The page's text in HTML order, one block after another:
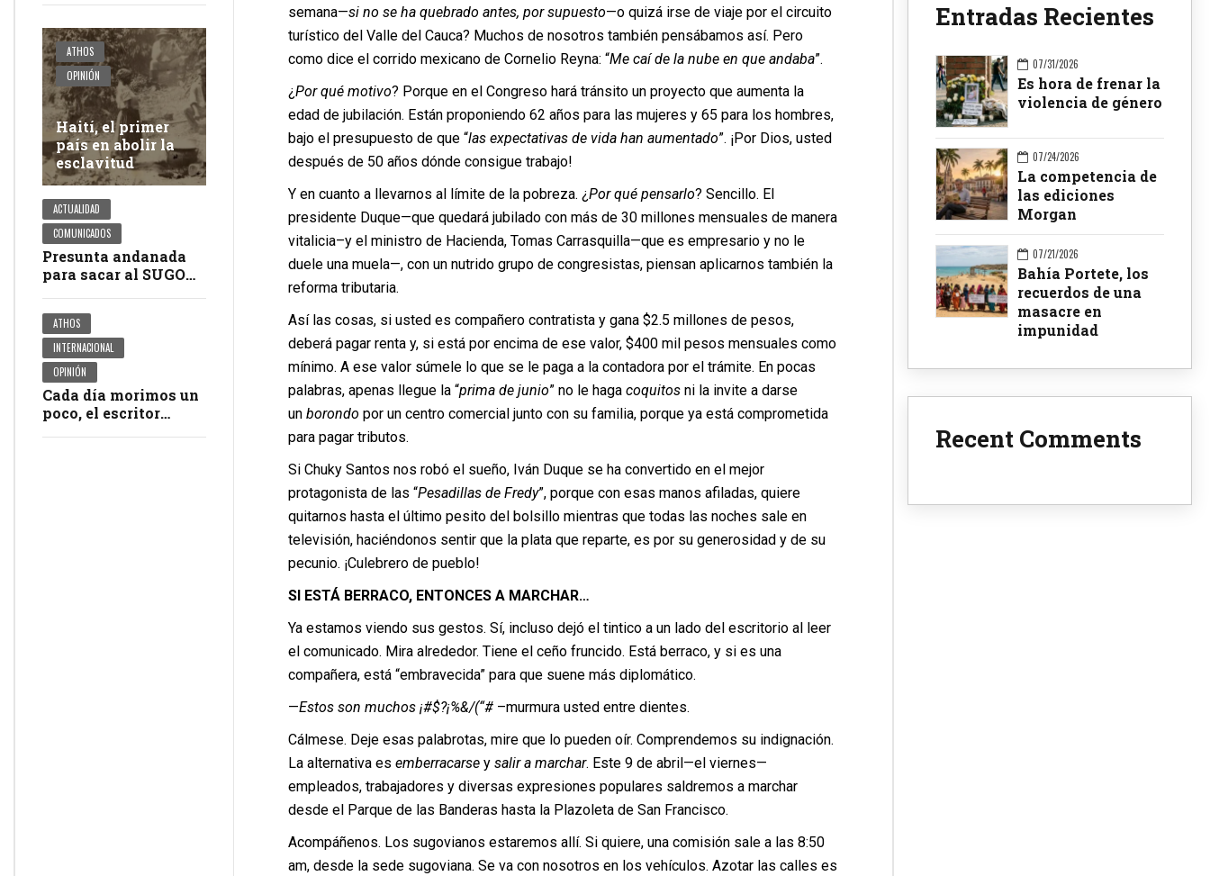
ATHOS
OPINIÓN
Haití, el primer
país en abolir la
esclavitud
ACTUALIDAD
COMUNICADOS
Presunta andanada
para sacar al SUGOV
negociación del
pliego petitorio
ATHOS
INTERNACIONAL
OPINIÓN
Cada día morimos un
poco, el escritor
semana—si no se ha quebrado antes, por supuesto—o quizá irse de viaje por el circuito
turístico del Valle del Cauca? Muchos de nosotros también pensábamos así. Pero
como dice el corrido mexicano de Cornelio Reyna: “Me caí de la nube en que andaba”.
¿Por qué motivo? Porque en el Congreso hará tránsito un proyecto que aumenta la
edad de jubilación. Están proponiendo 62 años para las mujeres y 65 para los hombres,
bajo el presupuesto de que “las expectativas de vida han aumentado”. ¡Por Dios, usted
después de 50 años dónde consigue trabajo!
Y en cuanto a llevarnos al límite de la pobreza. ¿Por qué pensarlo? Sencillo. El
presidente Duque—que quedará jubilado con más de 30 millones mensuales de manera
vitalicia–y el ministro de Hacienda, Tomas Carrasquilla—que es empresario y no le
duele una muela—, con un nutrido grupo de congresistas, piensan aplicarnos también la
reforma tributaria.
Así las cosas, si usted es compañero contratista y gana $2.5 millones de pesos,
deberá pagar renta y, si está por encima de ese valor, $400 mil pesos mensuales como
mínimo. A ese valor súmele lo que se le paga a la contadora por el trámite. En pocas
palabras, apenas llegue la “prima de junio” no le haga coquitos ni la invite a darse
un borondo por un centro comercial junto con su familia, porque ya está comprometida
para pagar tributos.
Si Chuky Santos nos robó el sueño, Iván Duque se ha convertido en el mejor
protagonista de las “Pesadillas de Fredy”, porque con esas manos afiladas, quiere
quitarnos hasta el último pesito del bolsillo mientras que todas las noches sale en
televisión, haciéndonos sentir que la plata que reparte, es por su generosidad y de su
pecunio. ¡Culebrero de pueblo!
SI ESTÁ BERRACO, ENTONCES A MARCHAR…
Ya estamos viendo sus gestos. Sí, incluso dejó el tintico a un lado del escritorio al leer
el comunicado. Mira alrededor. Tiene el ceño fruncido. Está berraco, y si es una
compañera, está “embravecida” para que suene más diplomático.
—Estos son muchos ¡#$?¡%&/(“#–murmura usted entre dientes.
Cálmese. Deje esas palabrotas, mire que lo pueden oír. Comprendemos su indignación.
La alternativa es emberracarsey salir a marchar. Este 9 de abril—el viernes—
empleados, trabajadores y diversas expresiones populares saldremos a marchar
desde el Parque de las Banderas hasta la Plazoleta de San Francisco.
Acompáñenos. Los sugovianos estaremos allí. Si quiere, una comisión sale a las 8:50
am, desde la sede sugoviana. Se va con nosotros en los vehículos. Azotar las calles es
Entradas Recientes
07/31/2026
Es hora de frenar la
violencia de género
07/24/2026
La competencia de
las ediciones
Morgan
07/21/2026
Bahía Portete, los
recuerdos de una
masacre en
impunidad
Recent Comments